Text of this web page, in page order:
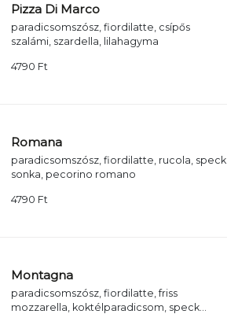
Pizza Di Marco
paradicsomszósz, fiordilatte, csípős
szalámi, szardella, lilahagyma
4790 Ft
Romana
paradicsomszósz, fiordilatte, rucola, speck
sonka, pecorino romano
4790 Ft
Montagna
paradicsomszósz, fiordilatte, friss
mozzarella, koktélparadicsom, speck